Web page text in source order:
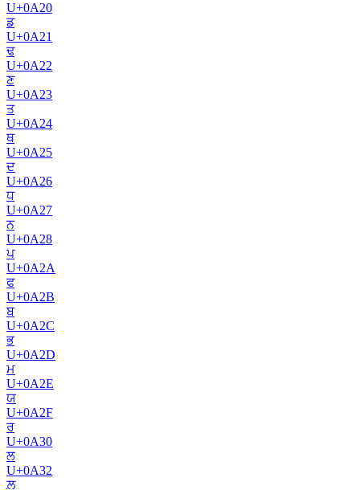
U+0A20
ਡ
U+0A21
ਢ
U+0A22
ਣ
U+0A23
ਤ
U+0A24
ਥ
U+0A25
ਦ
U+0A26
ਧ
U+0A27
ਨ
U+0A28
ਪ
U+0A2A
ਫ
U+0A2B
ਬ
U+0A2C
ਭ
U+0A2D
ਮ
U+0A2E
ਯ
U+0A2F
ਰ
U+0A30
ਲ
U+0A32
ਲ਼